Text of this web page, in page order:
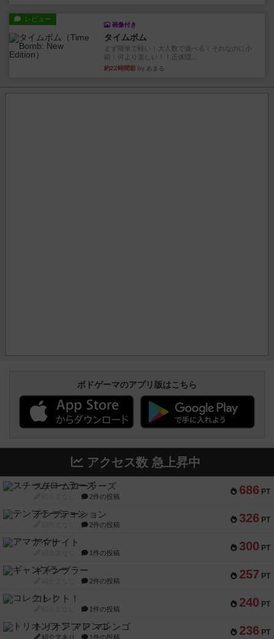
レビュー
画像付き
タイムボム
まず簡単で軽い！大人数で遊べる！それなのに小
箱！何より楽しい！！正体隠...
約22時間前 by あまる
ボドゲーマのアプリ版はこちら
アクセス数 急上昇中
686 PT
スチームローラーズ
2件の投稿
326 PT
テンプテーション
2件の投稿
300 PT
アマナイト
1件の投稿
257 PT
ギャンブラー
2件の投稿
240 PT
コレクト！
1件の投稿
236 PT
トリオンフ ア マレンゴ
紹介文あり 1件の投稿